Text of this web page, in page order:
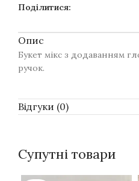
Поділитися:
Опис
Букет мікс з додаванням
ручок.
Відгуки (0)
Супутні товари